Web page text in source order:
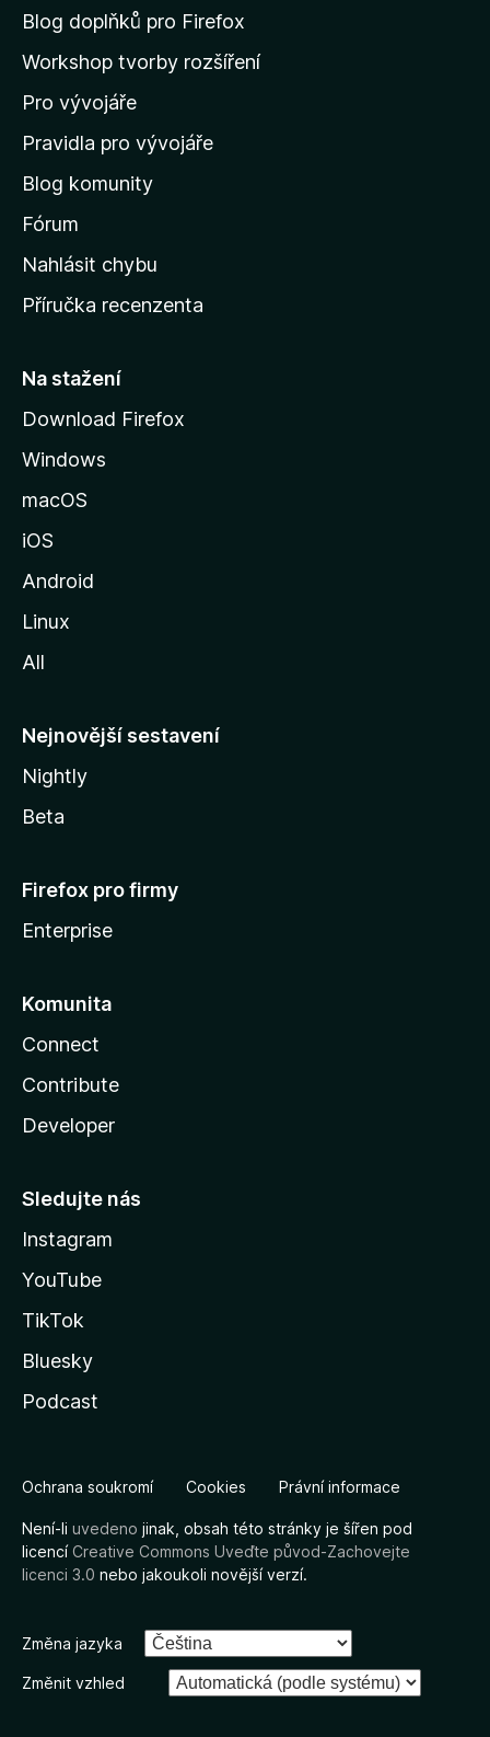
n
d
o
m
v
s
k
u
t
á
n
M
o
l
y
Blog doplňků pro Firefox
Workshop tvorby rozšíření
Pro vývojáře
Pravidla pro vývojáře
Blog komunity
Fórum
Nahlásit chybu
Příručka recenzenta
Na stažení
Download Firefox
Windows
macOS
iOS
Android
Linux
All
Nejnovější sestavení
Nightly
Beta
Firefox pro firmy
Enterprise
Komunita
Connect
Contribute
Developer
Sledujte nás
Instagram
YouTube
TikTok
Bluesky
Podcast
Ochrana soukromí Cookies Právní informace
Není-li uvedeno jinak, obsah této stránky je šířen pod
licencíCreative Commons Uveďte původ-Zachovejte
licenci 3.0 nebo jakoukoli novější verzí.
Změna jazyka
Změnit vzhled